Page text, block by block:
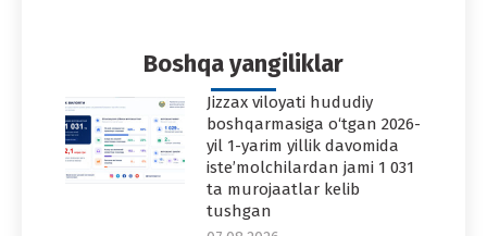
Boshqa yangiliklar
Jizzax viloyati hududiy
boshqarmasiga o‘tgan 2026-
yil 1-yarim yillik davomida
iste’molchilardan jami 1 031
ta murojaatlar kelib
tushgan